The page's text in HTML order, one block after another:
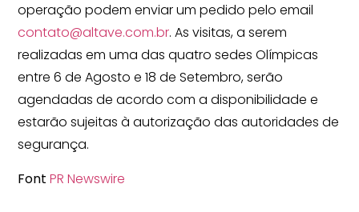
operação podem enviar um pedido pelo email
contato@altave.com.br. As visitas, a serem
realizadas em uma das quatro sedes Olímpicas
entre 6 de Agosto e 18 de Setembro, serão
agendadas de acordo com a disponibilidade e
estarão sujeitas à autorização das autoridades de
segurança.
Font PR Newswire